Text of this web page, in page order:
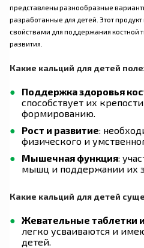
представлены разнообразные
разработанные для детей. Этот
свойствами для поддержания костной
развития.
Какие кальций для детей
Поддержка здоровья
способствует их
формированию.
Рост и развитие:
физического и
Мышечная функция:
мышц и поддержании их
Какие кальций для детей
Жевательные
легко усваиваются и
детей.